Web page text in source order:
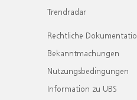
Trendradar
Rechtliche
Bekanntmachungen
Nutzungsbedingungen
Information zu UBS